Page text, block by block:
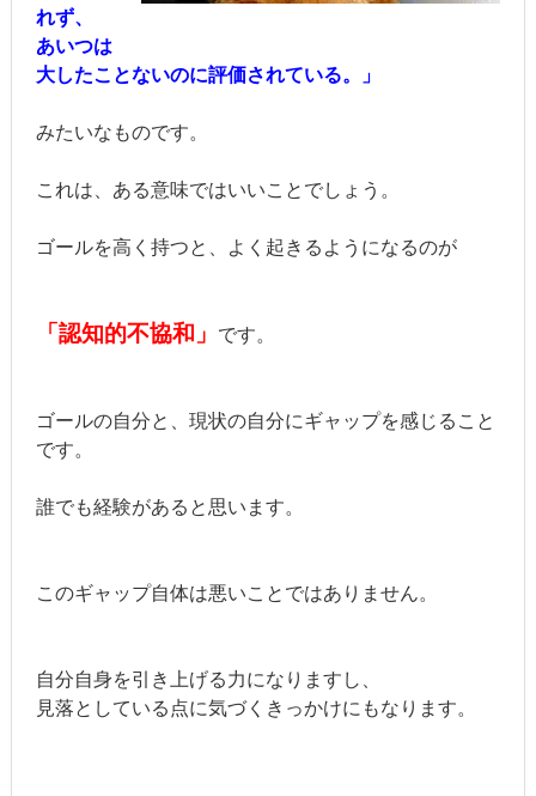
れず、
あいつは
大したことないのに評価されている。」
みたいなものです。
これは、ある意味ではいいことでしょう。
ゴールを高く持つと、よく起きるようになるのが
「認知的不協和」 です。
ゴールの自分と、現状の自分にギャップを感じること
です。
誰でも経験があると思います。
このギャップ自体は悪いことではありません。
自分自身を引き上げる力になりますし、
見落としている点に気づくきっかけにもなります。